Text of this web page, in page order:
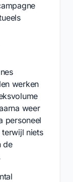
werken
weer
personeel
terwijl niets
de